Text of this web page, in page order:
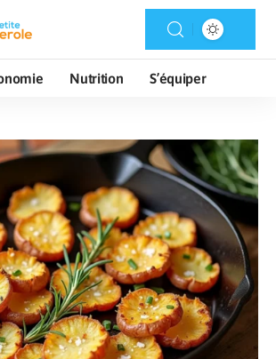
Nutrition S’équiper